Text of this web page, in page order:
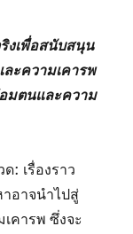
งเพื่อสนับสนุน
ะความเคารพ
มตนและความ
: เรื่องราว
าอาจนำไปสู่
คารพ ซึ่งจะ